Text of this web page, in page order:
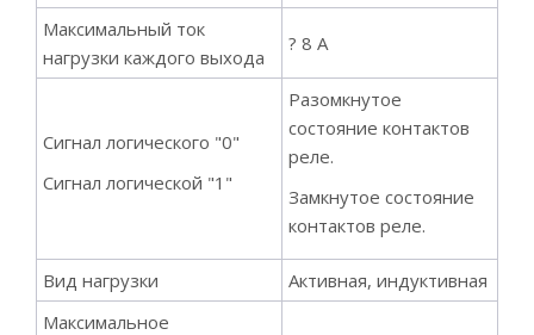
Максимальный ток
нагрузки каждого выхода
? 8 А
Сигнал логического "0"
Сигнал логической "1"
Разомкнутое
состояние контактов
реле.
Замкнутое состояние
контактов реле.
Вид нагрузки
Активная, индуктивная
Максимальное